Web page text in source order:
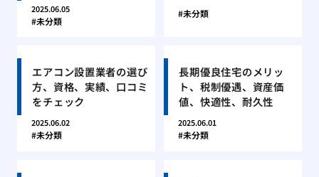
2025.06.05
未分類
未分類
エアコン設置業者の選び
方、資格、実績、口コミ
をチェック
2025.06.02
未分類
長期優良住宅のメリッ
ト、税制優遇、資産価
値、快適性、耐久性
2025.06.01
未分類